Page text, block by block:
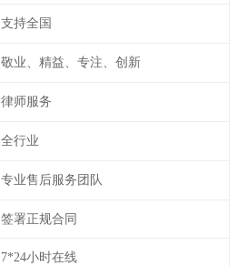
支持全国
敬业、精益、专注、创新
律师服务
全行业
专业售后服务团队
签署正规合同
7*24小时在线